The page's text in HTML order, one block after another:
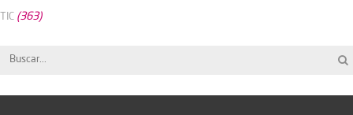
TIC (363)